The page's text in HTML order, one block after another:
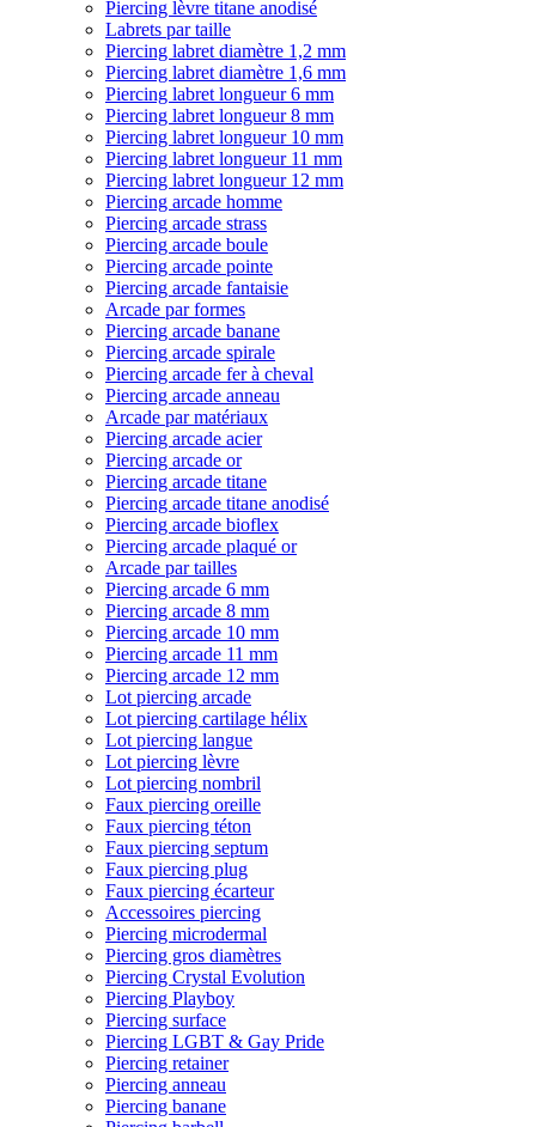
Piercing lèvre titane anodisé
Labrets par taille
Piercing labret diamètre 1,2 mm
Piercing labret diamètre 1,6 mm
Piercing labret longueur 6 mm
Piercing labret longueur 8 mm
Piercing labret longueur 10 mm
Piercing labret longueur 11 mm
Piercing labret longueur 12 mm
Piercing arcade homme
Piercing arcade strass
Piercing arcade boule
Piercing arcade pointe
Piercing arcade fantaisie
Arcade par formes
Piercing arcade banane
Piercing arcade spirale
Piercing arcade fer à cheval
Piercing arcade anneau
Arcade par matériaux
Piercing arcade acier
Piercing arcade or
Piercing arcade titane
Piercing arcade titane anodisé
Piercing arcade bioflex
Piercing arcade plaqué or
Arcade par tailles
Piercing arcade 6 mm
Piercing arcade 8 mm
Piercing arcade 10 mm
Piercing arcade 11 mm
Piercing arcade 12 mm
Lot piercing arcade
Lot piercing cartilage hélix
Lot piercing langue
Lot piercing lèvre
Lot piercing nombril
Faux piercing oreille
Faux piercing téton
Faux piercing septum
Faux piercing plug
Faux piercing écarteur
Accessoires piercing
Piercing microdermal
Piercing gros diamètres
Piercing Crystal Evolution
Piercing Playboy
Piercing surface
Piercing LGBT & Gay Pride
Piercing retainer
Piercing anneau
Piercing banane